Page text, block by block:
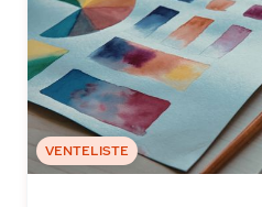
VENTELISTE